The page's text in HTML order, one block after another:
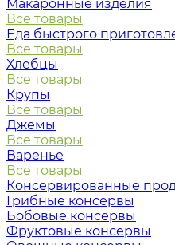
Макаронные изделия
Все товары
Еда быстрого
Все товары
Хлебцы
Все товары
Крупы
Все товары
Джемы
Все товары
Варенье
Все товары
Консервированные
Грибные консервы
Бобовые консервы
Фруктовые консервы